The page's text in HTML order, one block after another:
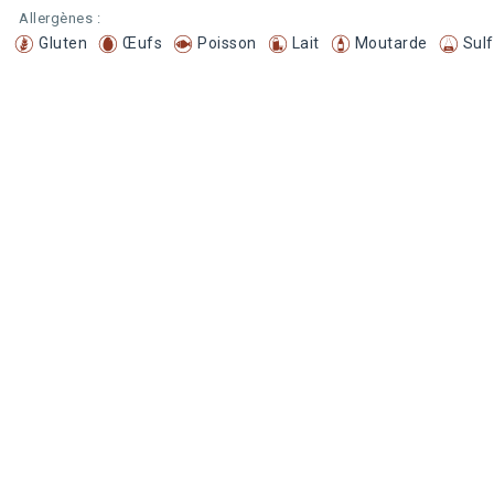
Allergènes :
Gluten Œufs Poisson Lait Moutarde